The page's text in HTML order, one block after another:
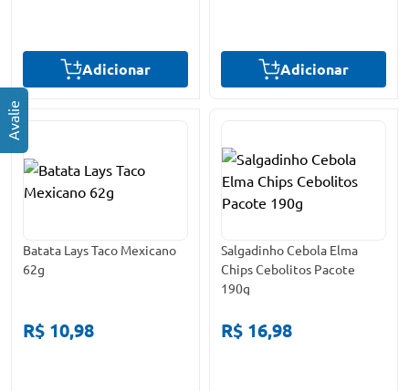
Adicionar Adicionar
Batata Lays Taco Mexicano
62g
R$ 10,98
Salgadinho Cebola Elma
Chips Cebolitos Pacote
190g
R$ 16,98